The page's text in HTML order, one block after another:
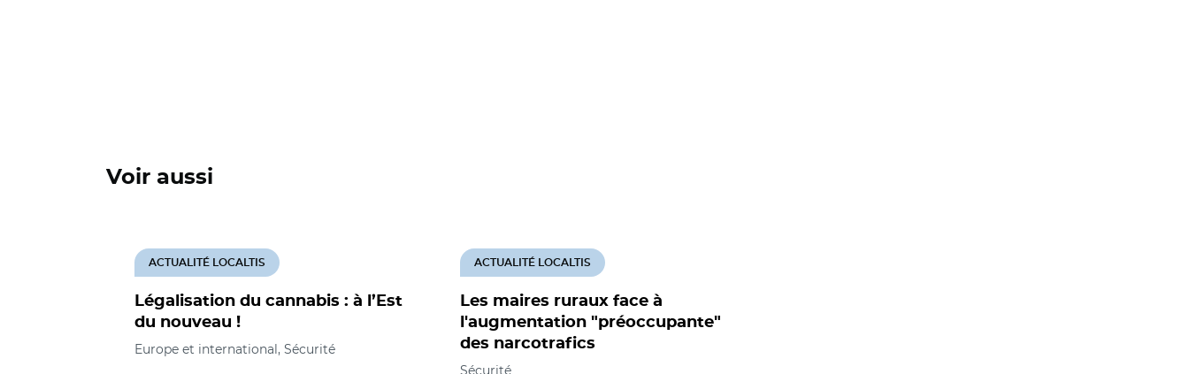
Voir aussi
Légalisation du cannabis : à l’Est
du nouveau !
ACTUALITÉ LOCALTIS
Europe et international, Sécurité
Les maires ruraux face à
l'augmentation "préoccupante"
des narcotrafics
ACTUALITÉ LOCALTIS
Sécurité